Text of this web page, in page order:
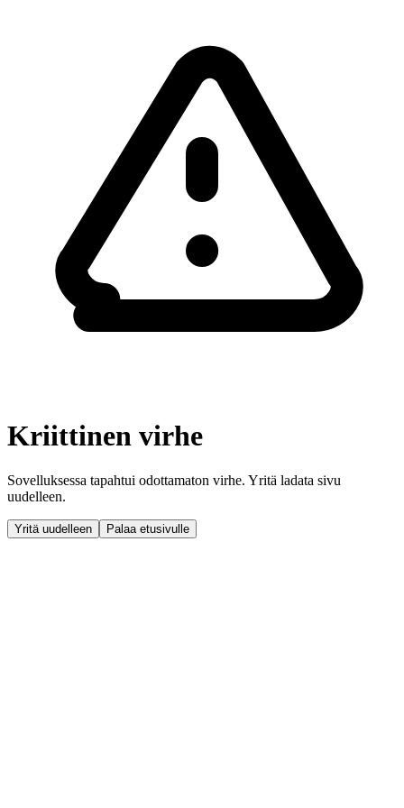
Kriittinen virhe
Sovelluksessa tapahtui odottamaton virhe. Yritä ladata sivu
uudelleen.
Yritä uudelleen Palaa etusivulle